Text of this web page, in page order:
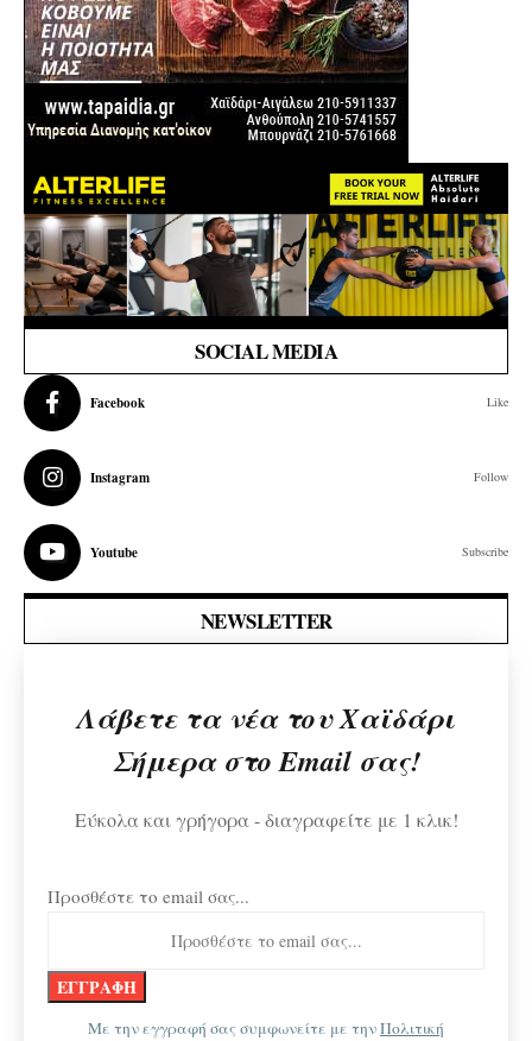
SOCIAL MEDIA
Facebook Like
Instagram Follow
Youtube Subscribe
NEWSLETTER
Λάβετε τα νέα του Χαϊδάρι
Σήμερα στο Email σας!
Εύκολα και γρήγορα - διαγραφείτε με 1 κλικ!
Προσθέστε το email σας...
Με την εγγραφή σας συμφωνείτε με τηνΠολιτική